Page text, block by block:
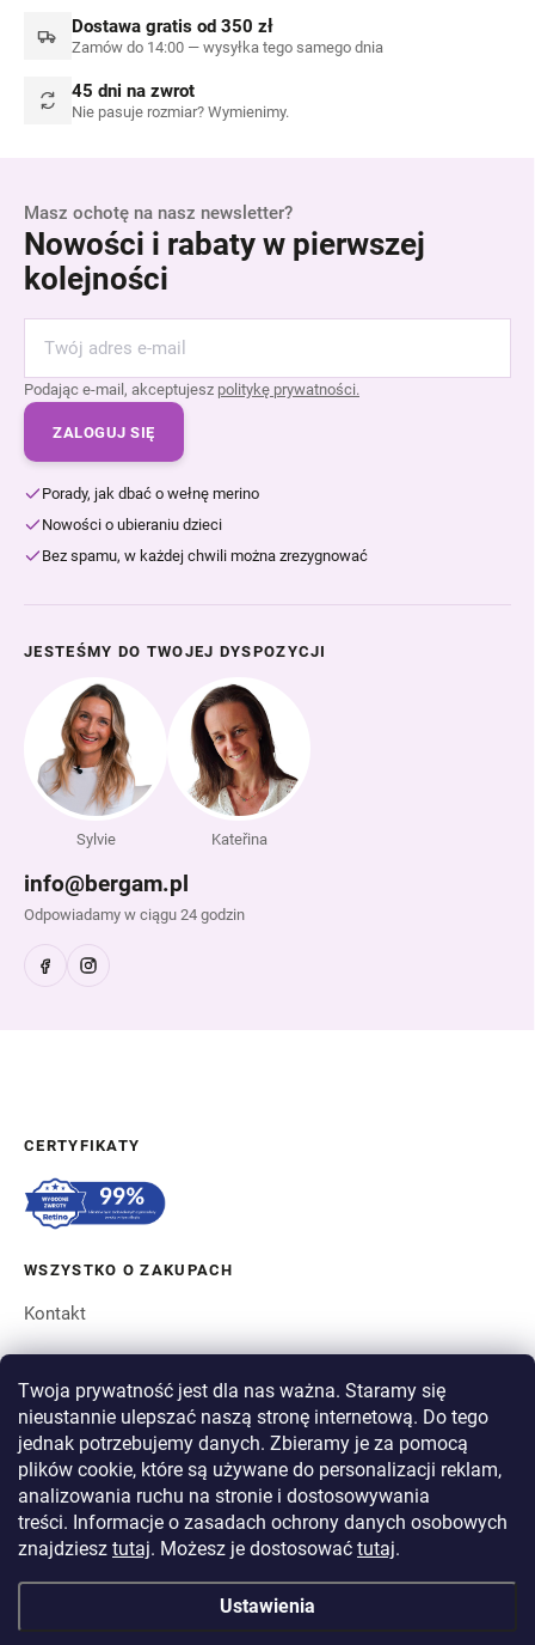
Twoja prywatność jest dla nas ważna. Staramy się
nieustannie ulepszać naszą stronę internetową. Do tego
jednak potrzebujemy danych. Zbieramy je za pomocą
plików cookie, które są używane do personalizacji reklam,
analizowania ruchu na stronie i dostosowywania
treści. Informacje o zasadach ochrony danych osobowych
znajdziesz tutaj. Możesz je dostosować tutaj.
Ustawienia
Dostawa gratis od 350 zł
Zamów do 14:00 — wysyłka tego samego dnia
45 dni na zwrot
Nie pasuje rozmiar? Wymienimy.
Masz ochotę na nasz newsletter?
Nowości i rabaty w pierwszej
kolejności
Podając e-mail, akceptujesz politykę prywatności.
ZALOGUJ SIĘ
Porady, jak dbać o wełnę merino
Nowości o ubieraniu dzieci
Bez spamu, w każdej chwili można zrezygnować
JESTEŚMY DO TWOJEJ DYSPOZYCJI
Sylvie Kateřina
info@bergam.pl
Odpowiadamy w ciągu 24 godzin
CERTYFIKATY
WSZYSTKO O ZAKUPACH
Kontakt
O BERGAM
PŁATNOŚĆ
WYSYŁKA